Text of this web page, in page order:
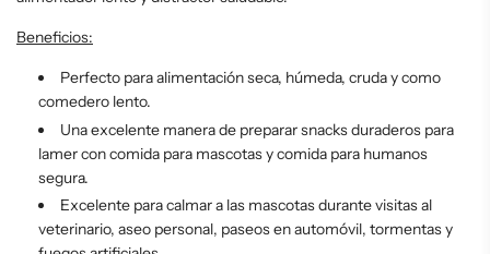
Beneficios:
Perfecto para alimentación seca, húmeda, cruda y como
comedero lento.
Una excelente manera de preparar snacks duraderos para
lamer con comida para mascotas y comida para humanos
segura.
Excelente para calmar a las mascotas durante visitas al
veterinario, aseo personal, paseos en automóvil, tormentas y